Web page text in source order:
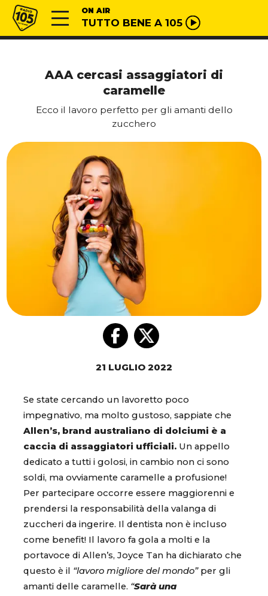
Vai al contenuto
Radio 105 ON AIR
TUTTO BENE A 105
AAA cercasi assaggiatori di
caramelle
Ecco il lavoro perfetto per gli amanti dello
zucchero
21 LUGLIO 2022
Se state cercando un lavoretto poco
impegnativo, ma molto gustoso, sappiate che
Allen’s, brand australiano di dolciumi è a
caccia di assaggiatori ufficiali. Un appello
dedicato a tutti i golosi, in cambio non ci sono
soldi, ma ovviamente caramelle a profusione!
Per partecipare occorre essere maggiorenni e
prendersi la responsabilità della valanga di
zuccheri da ingerire. Il dentista non è incluso
come benefit! Il lavoro fa gola a molti e la
portavoce di Allen’s, Joyce Tan ha dichiarato che
questo è il “lavoro migliore del mondo”per gli
amanti delle caramelle. “Sarà una